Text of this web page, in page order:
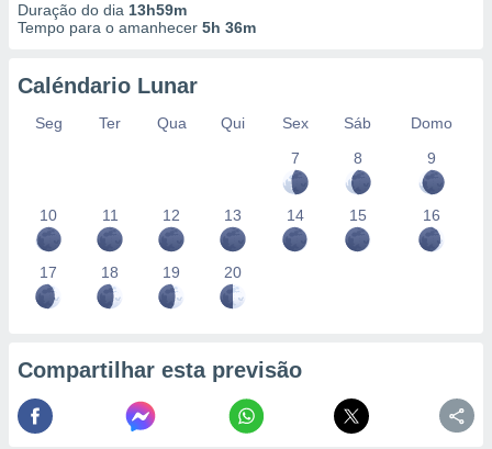
Duração do dia 13h59m
Tempo para o amanhecer 5h 36m
Caléndario Lunar
Seg Ter Qua Qui Sex Sáb
Domo
7
8 9
10 11 12 13 14 15 16
17 18 19 20
Compartilhar esta previsão